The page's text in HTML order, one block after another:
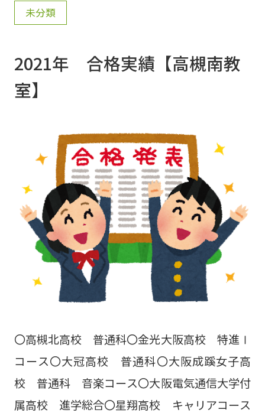
象 Dコマ ２０：１０～２１：
暇】 2021年8月15日(日) ～ 2021年8月23
す。 万一、当塾の塾生及びスタッフから感染
運用を決定します。 休講処置が必要となった
場合は、適宜教室の消毒作業を行い、教室内で
の対面授業を停止の上、振替授業または自宅オ
着用、検温チェック、入室時の手指消毒の徹底
をお願いしています。 なお、学習・進路に関
するご相談やご入塾に関するご相談も通常通り
窓口にて承っております。 ご遠慮なく該当教
室までお問い合わせください。 当塾は細心の
注意をもって、新型コロナウィルス感染防止の
ため最大限の努力を行ってまいります。
未分類
2021年 合格実績【高槻南教
室】
〇高槻北高校 普通科〇金光大阪高校 特進Ⅰ
コース〇大冠高校 普通科〇大阪成蹊女子高
校 普通科 音楽コース〇大阪電気通信大学付
属高校 進学総合〇星翔高校 キャリアコース